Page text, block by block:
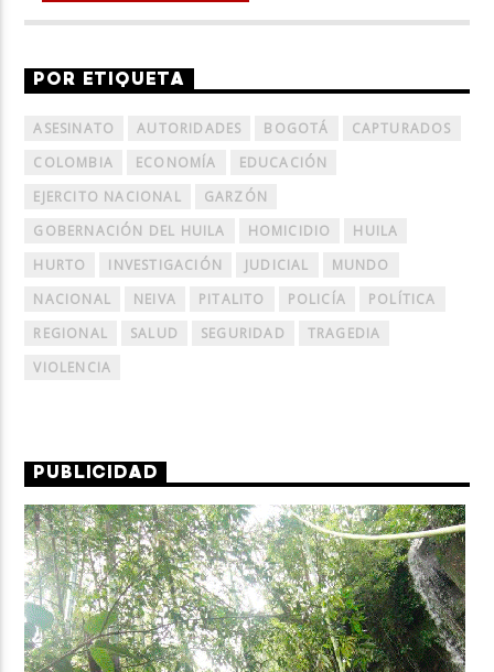
POR ETIQUETA
ASESINATO AUTORIDADES BOGOTÁ
CAPTURADOS
COLOMBIA
ECONOMÍA
EDUCACIÓN
EJERCITO NACIONAL
GARZÓN
GOBERNACIÓN DEL HUILA
HOMICIDIO
HUILA
HURTO
INVESTIGACIÓN JUDICIAL
MUNDO
NACIONAL
NEIVA PITALITO POLICÍA
POLÍTICA
REGIONAL
SALUD SEGURIDAD
TRAGEDIA
VIOLENCIA
PUBLICIDAD